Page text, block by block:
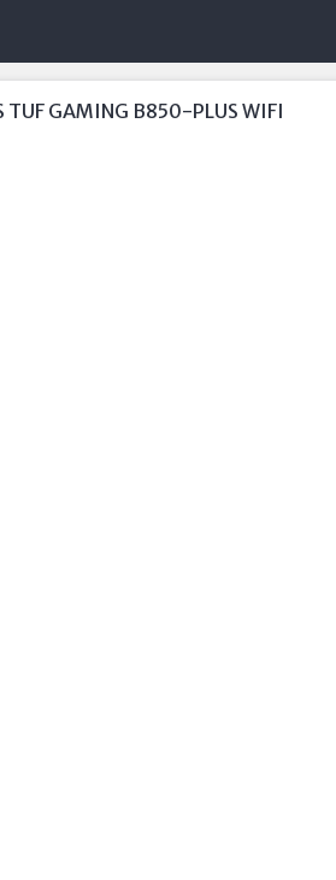
TUF GAMING B850-PLUS WIFI